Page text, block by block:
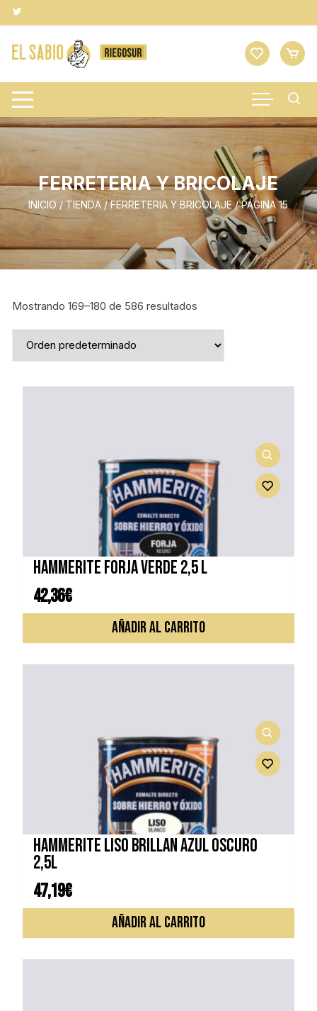
Saltar
al
contenido
FERRETERIA Y BRICOLAJE
INICIO /TIENDA /FERRETERIA Y BRICOLAJE/ PÁGINA 15
Mostrando 169–180 de 586 resultados
HAMMERITE FORJA VERDE 2,5 L
42,36€
AÑADIR AL CARRITO
HAMMERITE LISO BRILLAN AZUL OSCURO
2,5L
47,19€
AÑADIR AL CARRITO